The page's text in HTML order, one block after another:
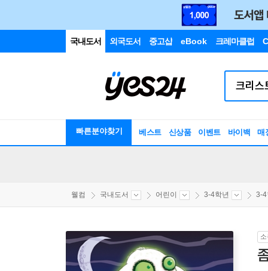
국내도서 외국도서 중고샵 eBook 크레마클럽
빠른분야찾기 베스트 신상품 이벤트 바이백 매
웰컴 국내도서 어린이 3-4학년 3-4